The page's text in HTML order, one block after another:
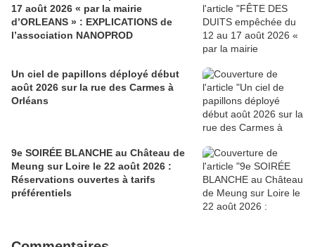
17 août 2026 « par la mairie
d’ORLEANS » : EXPLICATIONS de
l’association NANOPROD
Un ciel de papillons déployé début
août 2026 sur la rue des Carmes à
Orléans
9e SOIRÉE BLANCHE au Château de
Meung sur Loire le 22 août 2026 :
Réservations ouvertes à tarifs
préférentiels